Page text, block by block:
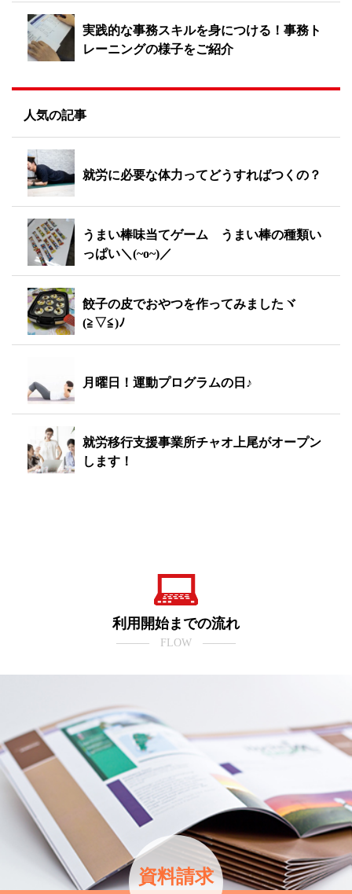
実践的な事務スキルを身につける！事務ト
レーニングの様子をご紹介
人気の記事
就労に必要な体力ってどうすればつくの？
うまい棒味当てゲーム うまい棒の種類い
っぱい＼(~o~)／
餃子の皮でおやつを作ってみましたヾ
(≧▽≦)ﾉ
月曜日！運動プログラムの日♪
就労移行支援事業所チャオ上尾がオープン
します！
利用開始までの流れ
――― FLOW ―――
資料請求